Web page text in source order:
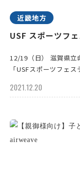
近畿地方
USF スポーツフ
12/19（日） 滋賀県立
「USFスポーツフェ
2021.12.20